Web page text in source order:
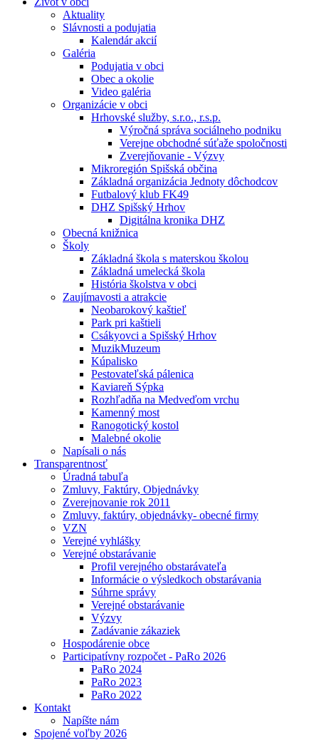
Aktuality
Slávnosti a podujatia
Kalendár akcií
Galéria
Podujatia v obci
Obec a okolie
Video galéria
Organizácie v obci
Hrhovské služby, s.r.o., r.s.p.
Výročná správa sociálneho podniku
Verejne obchodné súťaže spoločnosti
Zverejňovanie - Výzvy
Mikroregión Spišská občina
Základná organizácia Jednoty dôchodcov
Futbalový klub FK49
DHZ Spišský Hrhov
Digitálna kronika DHZ
Obecná knižnica
Školy
Základná škola s materskou školou
Základná umelecká škola
História školstva v obci
Zaujímavosti a atrakcie
Neobarokový kaštieľ
Park pri kaštieli
Csákyovci a Spišský Hrhov
MuzikMuzeum
Kúpalisko
Pestovateľská pálenica
Kaviareň Sýpka
Rozhľadňa na Medveďom vrchu
Kamenný most
Ranogotický kostol
Malebné okolie
Napísali o nás
Transparentnosť
Úradná tabuľa
Zmluvy, Faktúry, Objednávky
Zverejnovanie rok 2011
Zmluvy, faktúry, objednávky- obecné firmy
VZN
Verejné vyhlášky
Verejné obstarávanie
Profil verejného obstarávateľa
Informácie o výsledkoch obstarávania
Súhrne správy
Verejné obstarávanie
Výzvy
Zadávanie zákaziek
Hospodárenie obce
Participatívny rozpočet - PaRo 2026
PaRo 2024
PaRo 2023
PaRo 2022
Kontakt
Napíšte nám
Spojené voľby 2026